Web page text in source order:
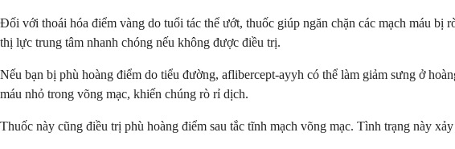
Đối với thoái hóa điểm vàng do tuổi tác thể ướt, thuốc giúp ngăn chặn các mạch máu
thị lực trung tâm nhanh chóng nếu không được điều trị.
Nếu bạn bị phù hoàng điểm do tiểu đường, aflibercept-ayyh có thể làm giảm sưng ở
máu nhỏ trong võng mạc, khiến chúng rò rỉ dịch.
Thuốc này cũng điều trị phù hoàng điểm sau tắc tĩnh mạch võng mạc. Tình trạng này